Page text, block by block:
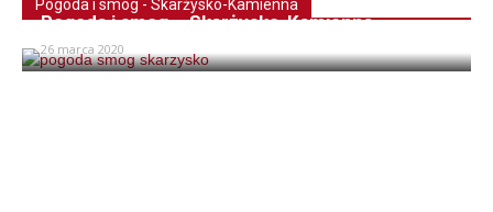
Pogoda i smog - Skarżysko-Kamienna
Pogoda i smog – Skarżysko-Kamienna
26 marca 2020